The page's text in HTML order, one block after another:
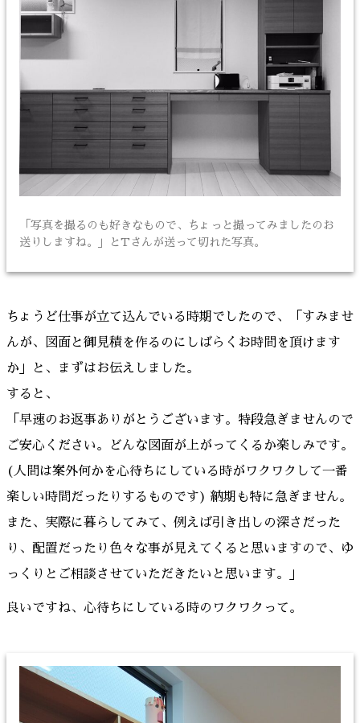
「写真を撮るのも好きなもので、ちょっと撮ってみましたのお
送りしますね。」とTさんが送って切れた写真。
ちょうど仕事が立て込んでいる時期でしたので、「すみませ
んが、図面と御見積を作るのにしばらくお時間を頂けます
か」と、まずはお伝えしました。
すると、
「早速のお返事ありがとうございます。特段急ぎませんので
ご安心ください。どんな図面が上がってくるか楽しみです。
(人間は案外何かを心待ちにしている時がワクワクして一番
楽しい時間だったりするものです) 納期も特に急ぎません。
また、実際に暮らしてみて、例えば引き出しの深さだった
り、配置だったり色々な事が見えてくると思いますので、ゆ
っくりとご相談させていただきたいと思います。」
良いですね、心待ちにしている時のワクワクって。